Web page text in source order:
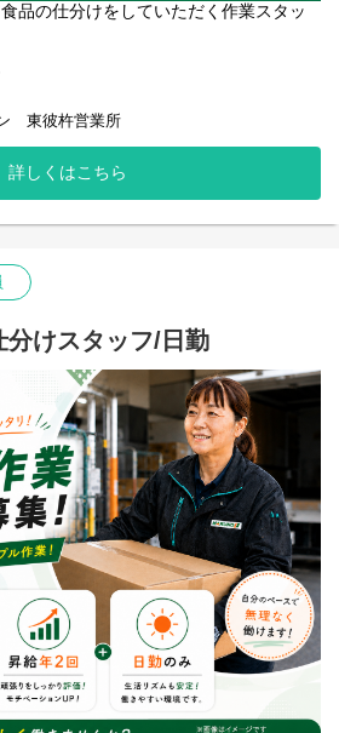
品の仕分けをしていただく作業スタッ
歓迎です！
のペースで仕事をしたい人におススメ
す！
い方、在職中で入社時期を相談したい
くり決めたい方…ご遠慮なくお申し付
ことがある、より詳細にお話を聞きたい
にお電話いただければと思います。
(佐賀県)から通勤しているスタッフ多
賀県）から通勤している方も。もちろ
東彼杵営業所
詳しくはこちら
分けスタッフ/日勤